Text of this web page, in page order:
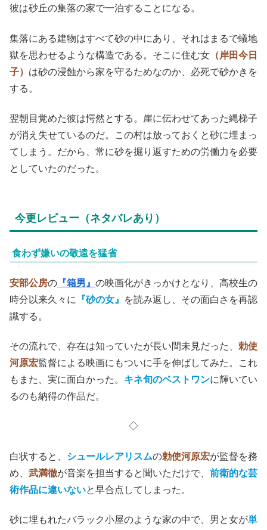
彼は砂丘の集落の家で一泊することになる。
集落にある建物はすべて砂の中にあり、それはまるで蟻地
獄を思わせるような構造である。そこに住む女 （岸田今日
子） は砂の浸蝕から家を守るためなのか、必死で砂かきを
する。
翌朝目覚めた彼は愕然とする。崖に伝わせてあった縄梯子
が消え失せているのだ。この村は放っておくと砂に埋まっ
てしまう。だから、常に砂を掘り返すための労働力を必要
としていたのだった。
今更レビュー（ネタバレあり）
食わず嫌いの敬遠を猛省
安部公房の 『箱男』 の映画化がきっかけとなり、高校生の
時分以来久々に
『砂の女』
を読み返し、その面白さを再認
識する。
その流れで、存在は知っていたが長い間未見だった、 勅使
河原宏監督による映画にもついに手を伸ばしてみた。これ
もまた、実に面白かった。 キネ旬のベストワンに輝いてい
るのも納得の作品だ。
◇
白状すると、 シュールレアリスムの勅使河原宏が監督を務
め、 武満徹が音楽を担当すると聞いただけで、 前衛的な芸
術作品に違いないと早合点してしまった。
砂に埋もれたバラック小屋のような家の中で、男と女が単